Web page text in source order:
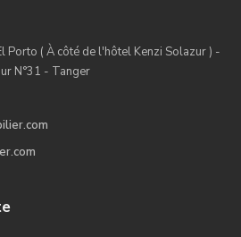
Porto ( À côté de l'hôtel Kenzi Solazur ) -
N°31 - Tanger